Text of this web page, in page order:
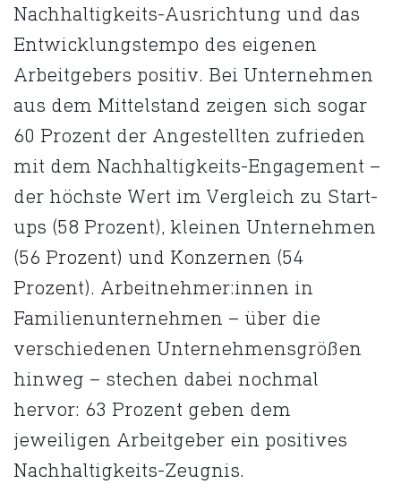
Nachhaltigkeits-Ausrichtung und das
Entwicklungstempo des eigenen
Arbeitgebers positiv. Bei Unternehmen
aus dem Mittelstand zeigen sich sogar
60 Prozent der Angestellten zufrieden
mit dem Nachhaltigkeits-Engagement –
der höchste Wert im Vergleich zu Start-
ups (58 Prozent), kleinen Unternehmen
(56 Prozent) und Konzernen (54
Prozent). Arbeitnehmer:innen in
Familienunternehmen – über die
verschiedenen Unternehmensgrößen
hinweg – stechen dabei nochmal
hervor: 63 Prozent geben dem
jeweiligen Arbeitgeber ein positives
Nachhaltigkeits-Zeugnis.